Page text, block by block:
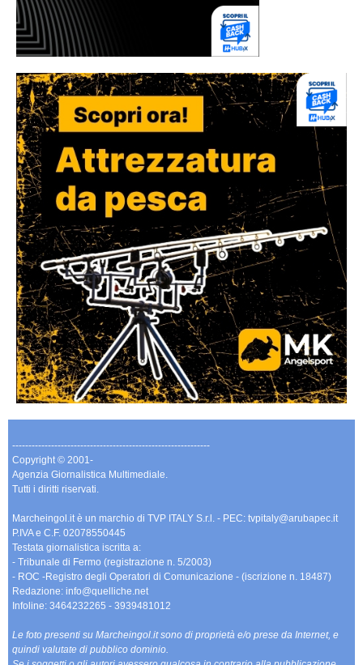
-------------------------------------------------------------
Copyright © 2001-
Agenzia Giornalistica Multimediale.
Tutti i diritti riservati.
Marcheingol.it è un marchio di TVP ITALY S.r.l. - PEC: tvpitaly@arubapec.it
P.IVA e C.F. 02078550445
Testata giornalistica iscritta a:
- Tribunale di Fermo (registrazione n. 5/2003)
- ROC -Registro degli Operatori di Comunicazione - (iscrizione n. 18487)
Redazione: info@quelliche.net
Infoline: 3464232265 - 3939481012
Le foto presenti su Marcheingol.it sono di proprietà e/o prese da Internet, e
quindi valutate di pubblico dominio.